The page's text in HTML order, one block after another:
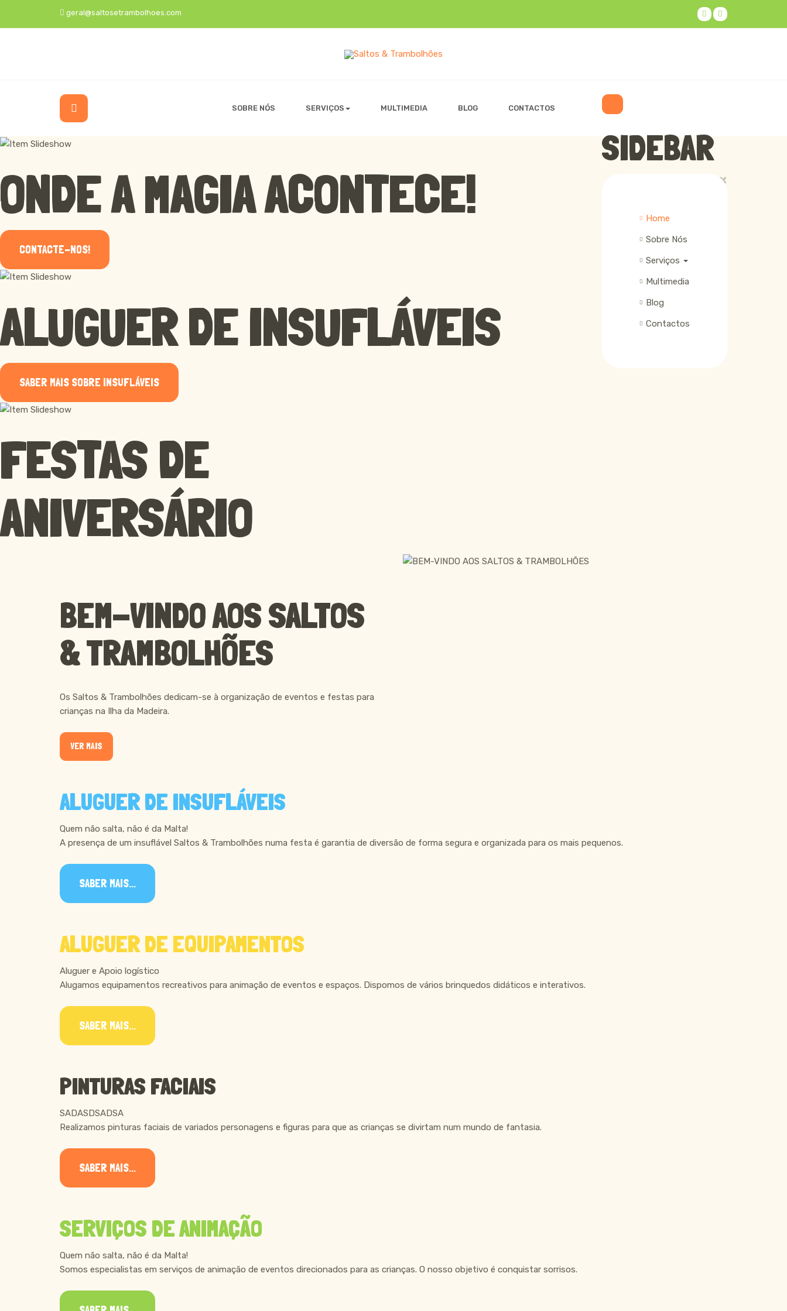
geral@saltosetrambolhoes.com
SOBRE NÓS SERVIÇOS MULTIMEDIA BLOG CONTACTOS
SIDEBAR
×
Home
Sobre Nós
Serviços
Multimedia
Blog
Contactos
ONDE A MAGIA ACONTECE!
CONTACTE-NOS!
ALUGUER DE INSUFLÁVEIS
SABER MAIS SOBRE INSUFLÁVEIS
FESTAS DE
ANIVERSÁRIO
BEM-VINDO AOS SALTOS
& TRAMBOLHÕES
Os Saltos & Trambolhões dedicam-se à organização de eventos e festas para
crianças na Ilha da Madeira.
VER MAIS
ALUGUER DE INSUFLÁVEIS
Quem não salta, não é da Malta!
A presença de um insuflável Saltos & Trambolhões numa festa é garantia de diversão de forma segura e organizada para os mais pequenos.
SABER MAIS...
ALUGUER DE EQUIPAMENTOS
Aluguer e Apoio logístico
Alugamos equipamentos recreativos para animação de eventos e espaços. Dispomos de vários brinquedos didáticos e interativos.
SABER MAIS...
PINTURAS FACIAIS
SADASDSADSA
Realizamos pinturas faciais de variados personagens e figuras para que as crianças se divirtam num mundo de fantasia.
SABER MAIS...
SERVIÇOS DE ANIMAÇÃO
Quem não salta, não é da Malta!
Somos especialistas em serviços de animação de eventos direcionados para as crianças. O nosso objetivo é conquistar sorrisos.